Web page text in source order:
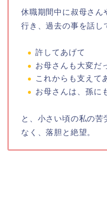
休職期間中に叔母さん
行き、過去の事を話し
許してあげて
お母さんも大変だ
これからも支えて
お母さんは、孫に
と、小さい頃の私の苦
なく、落胆と絶望。